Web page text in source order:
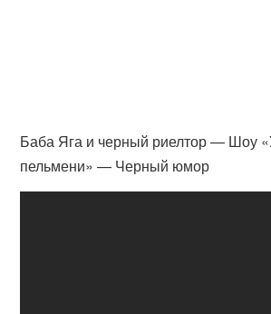
Баба Яга и черный риелтор — Шоу
пельмени» — Черный юмор